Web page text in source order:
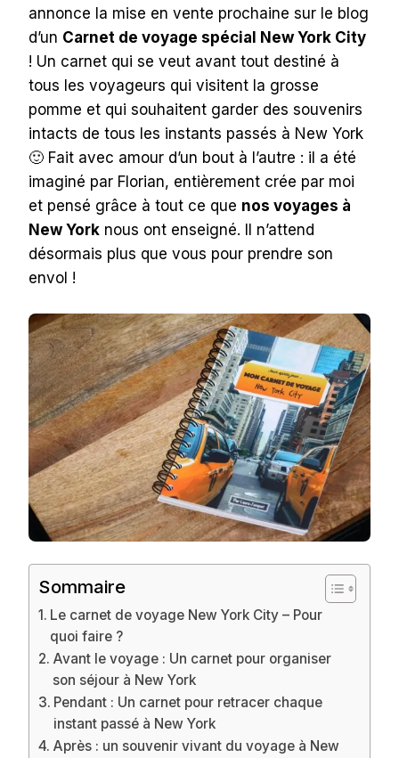
annonce la mise en vente prochaine sur le blog
d’un Carnet de voyage spécial New York City
! Un carnet qui se veut avant tout destiné à
tous les voyageurs qui visitent la grosse
pomme et qui souhaitent garder des souvenirs
intacts de tous les instants passés à New York
🙂 Fait avec amour d’un bout à l’autre : il a été
imaginé par Florian, entièrement crée par moi
et pensé grâce à tout ce que nos voyages à
New York nous ont enseigné. Il n’attend
désormais plus que vous pour prendre son
envol !
Sommaire
Le carnet de voyage New York City – Pour
quoi faire ?
Avant le voyage : Un carnet pour organiser
son séjour à New York
Pendant : Un carnet pour retracer chaque
instant passé à New York
Après : un souvenir vivant du voyage à New